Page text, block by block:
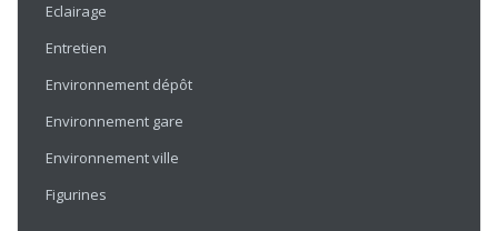
Eclairage
Entretien
Environnement dépôt
Environnement gare
Environnement ville
Figurines